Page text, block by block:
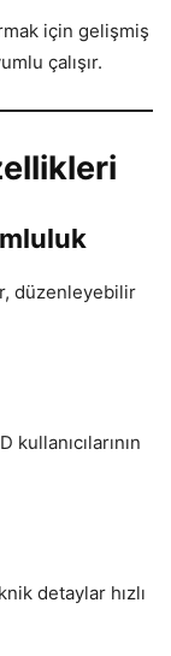
için gelişmiş
çalışır.
düzenleyebilir
kullanıcılarının
detaylar hızlı